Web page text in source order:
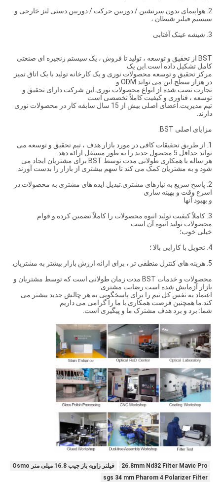
2. هواپیمای بدون سرنشین / دوربین حرکت / دوربین دستی لنز خارجی و
سیستم فیلتر شیطان ،
3. شیشه عینک آفتابی
BST از تحقیق و توسعه ، تولید تا فروش ، یک سیستم زنجیره ای صنعتی
کامل تشکیل داده است.این یک
مرکز تحقیق و توسعه محصولات نوری و یک کارخانه تولید با یک اتاق تمیز
در هزار سطح.این می تواند ODM و
تجارت نصب شده از انواع محصولات نوری.این شرکت دارای تحقیق و
توسعه ، فناوری و کیفیت کاملاً تخصصی است
تیم مدیریت.اعضای اصلی بیش از 15 سال سابقه کار در محصولات نوری
دارند.
مزایای اصلی BST:
1. از طریق تحقیقات کافی در مورد بازار هدف ، تیم تحقیق و توسعه می
تواند حداقل 5 محصول جدید را به طور مستقل ارائه دهد
هر ساله با همکاری طولانی مدت توسط BST برای مشتریان ایجاد می
شود و به مشتریان کمک می کند تا سهم بیشتری از بازار را بدست آورند.
2. پاسخ سریع به نیازهای مشتری.تبدیل ایده های مشتری به محصولات در
اسرع وقت و بهینه سازی
و بهبود آنها
3. كاملاً كیفیت تولید انبوه محصولات را كاملاً تضمین كرده و قوام
محصولات تولید انبوه آن است
خیلی خوب؛
4. تحویل با کارایی بالا ؛
5. هزینه های کنترل منطقی تر ، برای ارائه ارزش بازار بیشتر به مشتریان.
محصولات و خدمات BST مدت زمان طولانی است که توسط مشتریان و
بازار آزمایش شده است.رضایت مشتری
اعتماد به نفس کل تیم را برای پاسخگویی به هر چالش جدید بیشتر می
کند.ما همچنین فرصت همکاری با ما را گرامی می داریم
شما: برد و برد هدف مشترک ما و پیگیری است.
26.8mm Nd32 Filter Mavic Pro
فیلتر زاویه باز جیب 16.8 میلی متر Osmo
sgs 34 mm Pharom 4 Polarizer Filter